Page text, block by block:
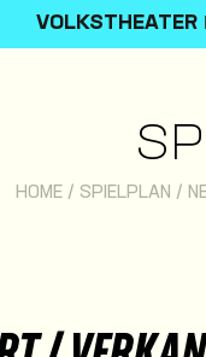
VOLKSTHEATER
HOME / SPIELPLAN /